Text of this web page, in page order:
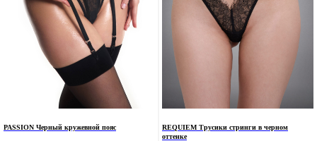
PASSION Черный кружевной пояс
REQUIEM Трусики стринги в черном
оттенке